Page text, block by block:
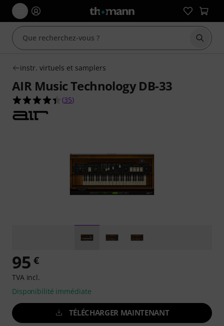
instr. virtuels et samplers
AIR Music Technology DB-33
4.4 étoiles sur 5 d'après 35 évaluations clients
(35)
95 €
TVA incl.
Disponibilité immédiate
TÉLÉCHARGER MAINTENANT